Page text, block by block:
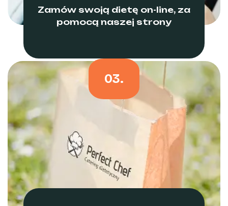
Zamów swoją dietę on-line, za
pomocą naszej strony
03.